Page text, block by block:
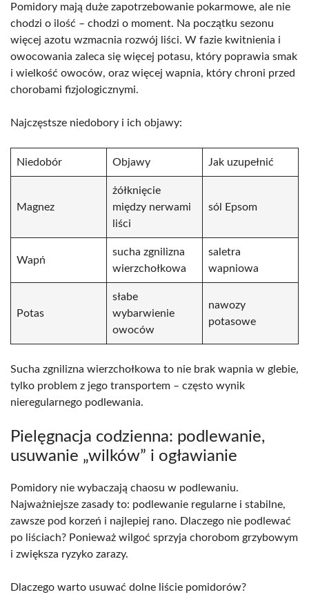
Pomidory mają duże zapotrzebowanie pokarmowe, ale nie
chodzi o ilość – chodzi o moment. Na początku sezonu
więcej azotu wzmacnia rozwój liści. W fazie kwitnienia i
owocowania zaleca się więcej potasu, który poprawia smak
i wielkość owoców, oraz więcej wapnia, który chroni przed
chorobami fizjologicznymi.
Najczęstsze niedobory i ich objawy:
Niedobór Objawy Jak uzupełnić
Magnez
żółknięcie
między nerwami
liści
sól Epsom
Wapń
sucha zgnilizna
wierzchołkowa
saletra
wapniowa
Potas
słabe
wybarwienie
owoców
nawozy
potasowe
Sucha zgnilizna wierzchołkowa to nie brak wapnia w glebie,
tylko problem z jego transportem – często wynik
nieregularnego podlewania.
Pielęgnacja codzienna: podlewanie,
usuwanie „wilków” i ogławianie
Pomidory nie wybaczają chaosu w podlewaniu.
Najważniejsze zasady to: podlewanie regularne i stabilne,
zawsze pod korzeń i najlepiej rano. Dlaczego nie podlewać
po liściach? Ponieważ wilgoć sprzyja chorobom grzybowym
i zwiększa ryzyko zarazy.
Dlaczego warto usuwać dolne liście pomidorów?